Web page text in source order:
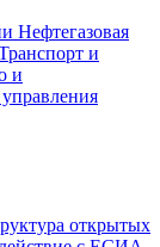
Нефтегазовая
и
и
открытых